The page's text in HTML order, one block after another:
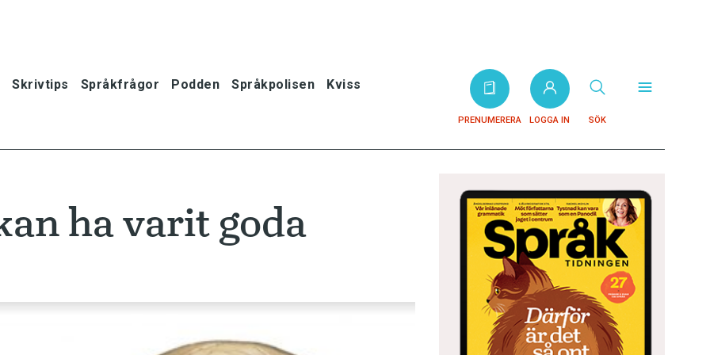
Skrivtips Språkfrågor Podden Språkpolisen Kviss
PRENUMERERA LOGGA IN SÖK
ha varit goda